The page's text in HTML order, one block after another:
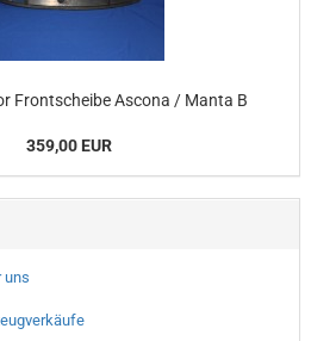
Frontscheibe Ascona / Manta B
359,00 EUR
uns